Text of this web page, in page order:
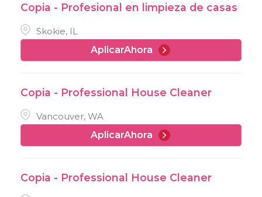
Copia - Profesional en limpieza de casas
Skokie, IL
AplicarAhora
Copia - Professional House Cleaner
Vancouver, WA
AplicarAhora
Copia - Professional House Cleaner